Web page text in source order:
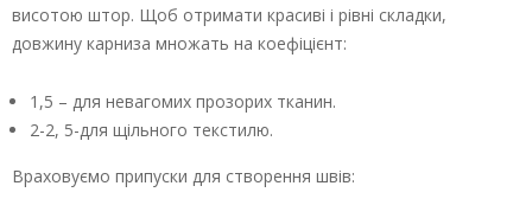
висотою штор. Щоб отримати красиві і рівні складки,
довжину карниза множать на коефіцієнт:
1,5 – для невагомих прозорих тканин.
2-2, 5-для щільного текстилю.
Враховуємо припуски для створення швів: